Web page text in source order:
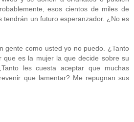
esos cientos de miles de
tendrán un futuro esperanzador. ¿No es
gente como usted yo no puedo. ¿Tanto
que es la mujer la que decide sobre su
les cuesta aceptar que muchas
que lamentar? Me repugnan sus